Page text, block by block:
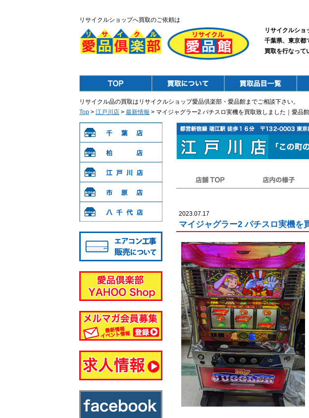
リサイクルショップへ買取のご依頼は
リサイクルショ
千葉県、東京都
買取を行なって
リサイクル品の買取はリサイクルショップ愛品倶楽部・愛品館までご相談下さい。
Top > 江戸川店 > 最新情報 > マイジャグラー2 パチスロ実機を買取致しました｜愛品
2023.07.17
マイジャグラー2 パチスロ実機を